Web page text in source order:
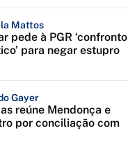
Mattos
pede à PGR ‘confronto
para negar estupro
Gayer
reúne Mendonça e
por conciliação com